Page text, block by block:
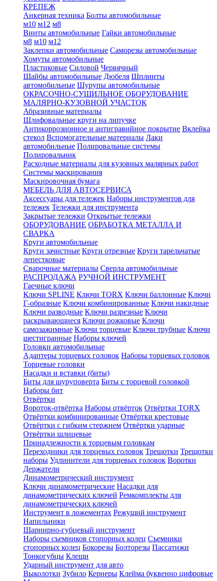
КРЕПЕЖ
Анкерная техника Болты автомобильные
м10 м12 м8
Винты автомобильные Гайки автомобильные
м8 м10 м12
Заклепки автомобильные Саморезы автомобильные
Хомуты автомобильные
Пластиковые Силовой Червячный
Шайбы автомобильные Дюбеля Шплинты
автомобильные Шурупы автомобильные
ОКРАСОЧНО-СУШИЛЬНОЕ ОБОРУДОВАНИЕ
МАЛЯРНО-КУЗОВНОЙ УЧАСТОК
Абразивные материалы
Шлифовальные круги на липучке
Антикоррозионное и антигравийное покрытие Вклейка
стекол Вспомогательные материалы Лаки
автомобильные Полировальные системы
Полировальник
Расходные материалы для кузовных малярных работ
Системы маскирования
Маскировочная бумага
МЕБЕЛЬ ДЛЯ АВТОСЕРВИСА
Аксессуары для тележек Наборы инструментов для
тележек Тележки для инструмента
Закрытые тележки Открытые тележки
ОБОРУДОВАНИЕ ОБРАБОТКА МЕТАЛЛА И
СВАРКА
Круги автомобильные
Круги зачистные Круги отрезные Круги тарельчатые
лепестковые
Сварочные материалы Сверла автомобильные
РАСПРОДАЖА РУЧНОЙ ИНСТРУМЕНТ
Гаечные ключи
Ключи SPLINE Ключи TORX Ключи баллонные Ключи
Г-образные Ключи комбинированные Ключи накидные
Ключи разводные Ключи разрезные Ключи
раскрывающиеся Ключи рожковые Ключи
самозажимные Ключи торцевые Ключи трубные Ключи
шестигранные Наборы ключей
Головки автомобильные
Адаптеры торцевых головок Наборы торцевых головок
Торцевые головки
Насадки и вставки (биты)
Биты для шуруповерта Биты с торцевой головкой
Наборы бит
Отвёртки
Вороток-отвёртка Наборы отвёрток Отвёртки TORX
Отвёртки комбинированные Отвёртки крестовые
Отвёртки с гибким стержнем Отвёртки ударные
Отвёртки шлицевые
Принадлежности к торцевым головкам
Переходники для торцевых головок Трещотки Трещотки
наборы Удлинители для торцевых головок Воротки
Держатели
Динамометрический инструмент
Ключи динамометрические Насадки для
динамометрических ключей Ремкомплекты для
динамометрических ключей
Инструмент в ложементах Режущий инструмент
Напильники
Шарнирно-губцевый инструмент
Наборы съемников стопорных колец Съемники
стопорных колец Бокорезы Болторезы Пассатижи
Тонкогубцы Клещи
Ударный инструмент для авто
Выколотки Зубило Кернеры Клейма буквенно цифровые